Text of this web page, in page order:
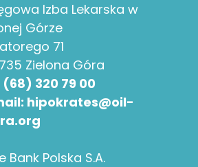
Izba Lekarska w
Górze
71
Zielona Góra
320 79 00
hipokrates@oil-
Bank Polska S.A.